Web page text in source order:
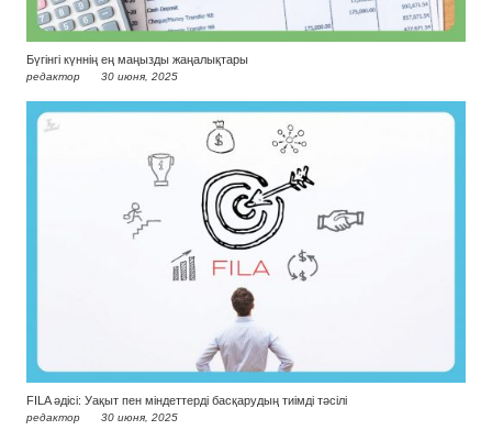
Бүгінгі күннің ең маңызды жаңалықтары
редактор 30 июня, 2025
FILA әдісі: Уақыт пен міндеттерді басқарудың тиімді тәсілі
редактор 30 июня, 2025